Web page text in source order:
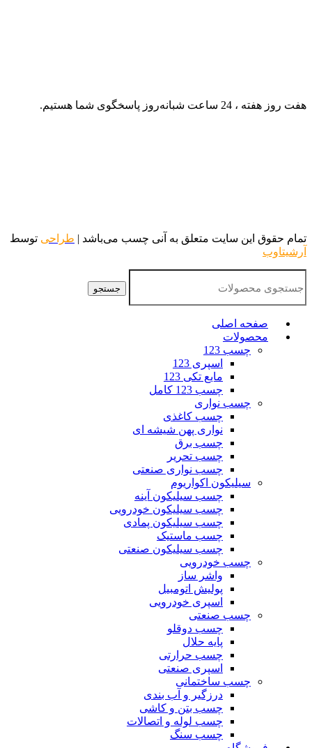
هفت روز هفته ، 24 ساعت شبانه‌روز پاسخگوی شما هستیم.
تمام حقوق این سایت متعلق به آنی چسب می‌باشد | طراحی توسط
آرشیتاوب
جستجو
صفحه اصلی
محصولات
چسب 123
اسپری 123
مایع تکی 123
چسب 123 کامل
چسب نواری
چسب کاغذی
نواری پهن شیشه ای
چسب برق
چسب تحریر
چسب نواری صنعتی
سیلیکون اکواریوم
چسب سیلیکون آینه
چسب سیلیکون خودرویی
چسب سیلیکون پمادی
چسب ماستیک
چسب سیلیکون صنعتی
چسب خودرویی
واشر ساز
پولیش اتومبیل
اسپری خودرویی
چسب صنعتی
چسب دوقلو
پایه حلال
چسب حرارتی
اسپری صنعتی
چسب ساختمانی
درزگیر و آب بندی
چسب بتن و کاشی
چسب لوله و اتصالات
چسب سنگ